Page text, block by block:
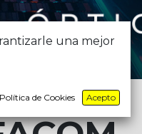
una mejor
Política de Cookies Acepto